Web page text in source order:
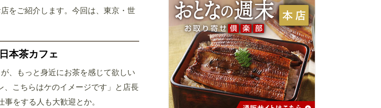
をご紹介します。今回は、東京・世
本茶カフェ
、もっと身近にお茶を感じて欲しい
、こちらはケのイメージです」と店長
をする人も大歓迎とか。